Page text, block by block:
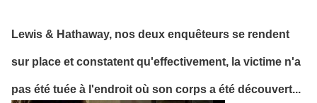
Lewis & Hathaway, nos deux enquêteurs se rendent
sur place et constatent qu'effectivement, la victime n'a
pas été tuée à l'endroit où son corps a été découvert...